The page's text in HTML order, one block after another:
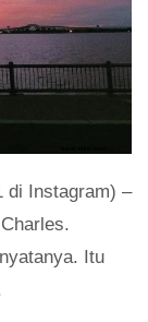
di Instagram) –
Itu